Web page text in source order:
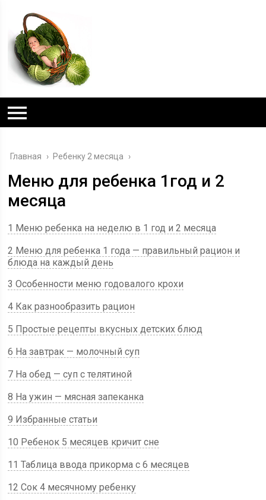
Главная › Ребенку 2 месяца ›
Меню для ребенка 1год и 2
месяца
1 Меню ребенка на неделю в 1 год и 2 месяца
2 Меню для ребенка 1 года — правильный рацион и
блюда на каждый день
3 Особенности меню годовалого крохи
4 Как разнообразить рацион
5 Простые рецепты вкусных детских блюд
6 На завтрак — молочный суп
7 На обед — суп с телятиной
8 На ужин — мясная запеканка
9 Избранные статьи
10 Ребенок 5 месяцев кричит сне
11 Таблица ввода прикорма с 6 месяцев
12 Сок 4 месячному ребенку